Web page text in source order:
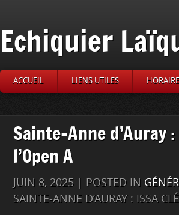
Echiquier
ACCUEIL LIENS UTILES
Sainte-Anne d’Auray
l’Open A
JUIN 8, 2025 | POSTED IN
SAINTE-ANNE D’AURAY : ISSA